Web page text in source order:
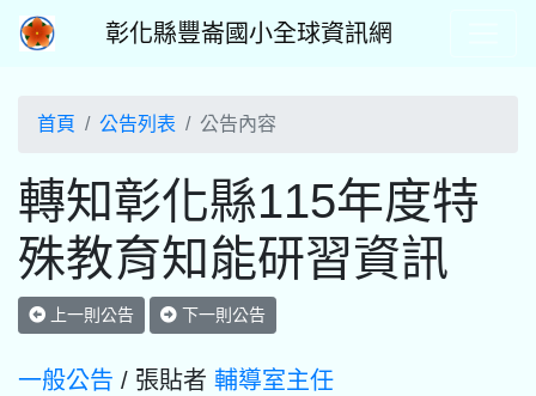
彰化縣豐崙國小全球資訊網
首頁 公告列表 公告內容
轉知彰化縣115年度特
殊教育知能研習資訊
上一則公告 下一則公告
一般公告 / 張貼者 輔導室主任